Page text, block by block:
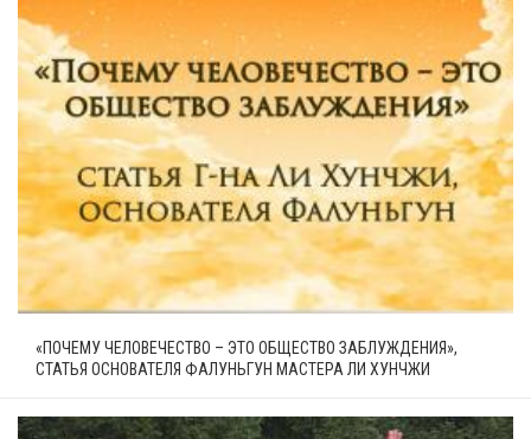
«ПОЧЕМУ ЧЕЛОВЕЧЕСТВО – ЭТО ОБЩЕСТВО ЗАБЛУЖДЕНИЯ»,
СТАТЬЯ ОСНОВАТЕЛЯ ФАЛУНЬГУН МАСТЕРА ЛИ ХУНЧЖИ